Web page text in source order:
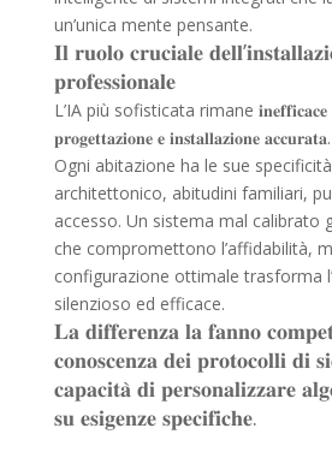
un’unica mente pensante.
𝐈𝐥 𝐫𝐮𝐨𝐥𝐨 𝐜𝐫𝐮𝐜𝐢𝐚𝐥𝐞
𝐩𝐫𝐨𝐟𝐞𝐬𝐬𝐢𝐨𝐧𝐚𝐥𝐞
L’IA più sofisticata rimane 𝐢𝐧𝐞𝐟𝐟𝐢𝐜𝐚𝐜𝐞
𝐩𝐫𝐨𝐠𝐞𝐭𝐭𝐚𝐳𝐢𝐨𝐧𝐞 𝐞 𝐢𝐧𝐬𝐭𝐚𝐥𝐥𝐚𝐳𝐢𝐨𝐧𝐞 𝐚𝐜𝐜𝐮𝐫𝐚𝐭𝐚.
Ogni abitazione ha le sue
architettonico, abitudini familiari,
accesso. Un sistema mal calibrato
che compromettono l’affidabilità,
configurazione ottimale trasforma
silenzioso ed efficace.
𝐋𝐚 𝐝𝐢𝐟𝐟𝐞𝐫𝐞𝐧𝐳𝐚 𝐥𝐚 𝐟𝐚𝐧𝐧𝐨
𝐜𝐨𝐧𝐨𝐬𝐜𝐞𝐧𝐳𝐚 𝐝𝐞𝐢 𝐩𝐫𝐨𝐭𝐨𝐜𝐨𝐥𝐥𝐢 𝐝𝐢
𝐜𝐚𝐩𝐚𝐜𝐢𝐭𝐚̀ 𝐝𝐢 𝐩𝐞𝐫𝐬𝐨𝐧𝐚𝐥𝐢𝐳𝐳𝐚𝐫𝐞
𝐬𝐮 𝐞𝐬𝐢𝐠𝐞𝐧𝐳𝐞 𝐬𝐩𝐞𝐜𝐢𝐟𝐢𝐜𝐡𝐞.